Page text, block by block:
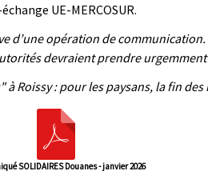
UE-MERCOSUR.
d’une opération de communication.
devraient prendre
à Roissy : pour les paysans, la fin
SOLIDAIRES Douanes - janvier 2026